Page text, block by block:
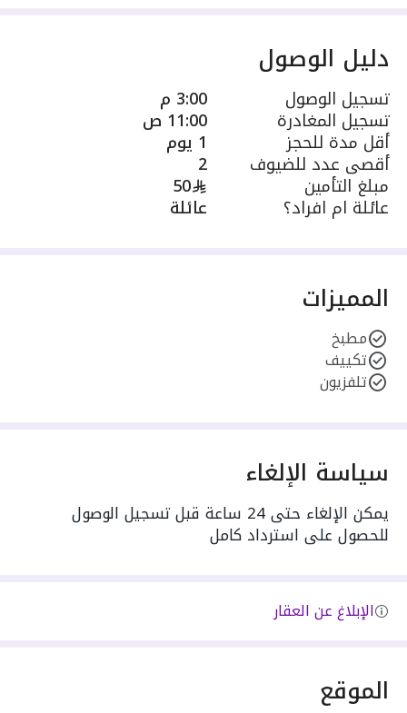
دليل الوصول
تسجيل الوصول 3:00 م
تسجيل المغادرة 11:00 ص
أقل مدة للحجز 1 يوم
أقصى عدد للضيوف 2
مبلغ التأمين 50
عائلة ام افراد؟ عائلة
المميزات
مطبخ
تكييف
تلفزيون
سياسة الإلغاء
يمكن الإلغاء حتى 24 ساعة قبل تسجيل الوصول
للحصول على استرداد كامل
الإبلاغ عن العقار
الموقع